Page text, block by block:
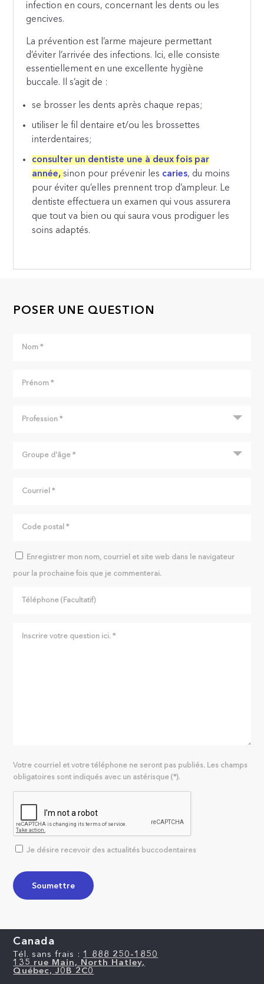
infection en cours, concernant les dents ou les
gencives.
La prévention est l’arme majeure permettant
d’éviter l’arrivée des infections. Ici, elle consiste
essentiellement en une excellente hygiène
buccale. Il s’agit de :
se brosser les dents après chaque repas;
utiliser le fil dentaire et/ou les brossettes
interdentaires;
consulter un dentiste une à deux fois par
année,sinon pour prévenir les caries, du moins
pour éviter qu’elles prennent trop d’ampleur. Le
dentiste effectuera un examen qui vous assurera
que tout va bien ou qui saura vous prodiguer les
soins adaptés.
POSER UNE QUESTION
Enregistrer mon nom, courriel et site web dans le navigateur
pour la prochaine fois que je commenterai.
Votre courriel et votre téléphone ne seront pas publiés. Les champs
obligatoires sont indiqués avec un astérisque (*).
Je désire recevoir des actualités buccodentaires
Canada
Tél. sans frais : 1 888 250-1850
135 rue Main, North Hatley,
Québec, J0B 2C0